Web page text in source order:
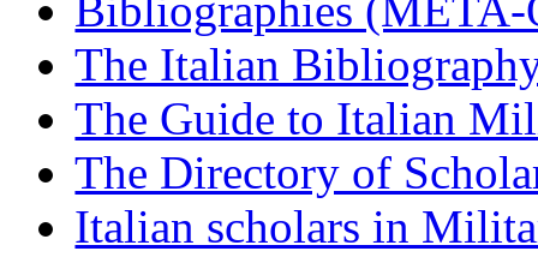
The Italian
The Guide to Italian
The Directory of
Italian scholars in